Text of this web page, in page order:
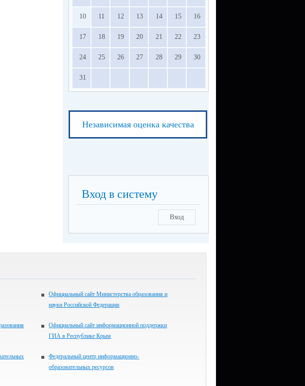
10 11 12 13 14 15 16
17 18 19 20 21 22 23
24 25 26 27 28 29 30
31
Независимая оценка качества
Вход в систему
Вход
Официальный сайт Министерства образования и
науки Российской Федерации
Официальный сайт информационной поддержки
ГИА в Республике Крым
Федеральный центр информационно-
образовательных ресурсов